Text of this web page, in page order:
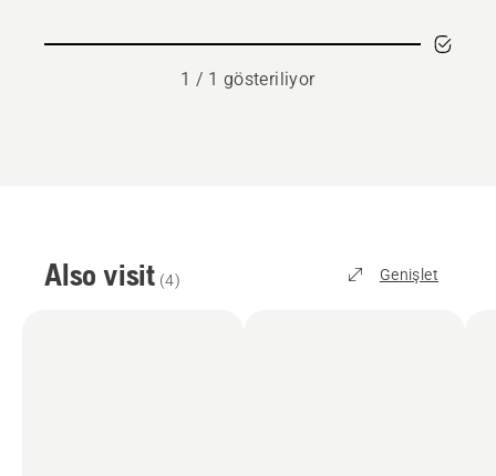
1 / 1 gösteriliyor
Also visit (4) Genişlet